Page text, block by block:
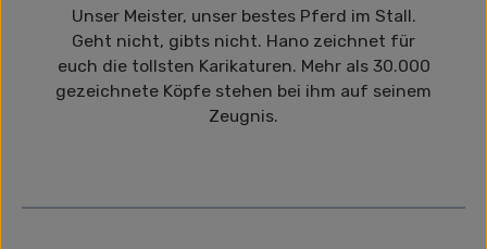
Unser Meister, unser bestes Pferd im Stall.
Geht nicht, gibts nicht. Hano zeichnet für
euch die tollsten Karikaturen. Mehr als 30.000
gezeichnete Köpfe stehen bei ihm auf seinem
Zeugnis.